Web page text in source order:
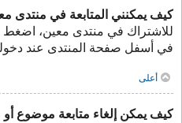
كيف يمكنني المتابعة في منتدى
للاشتراك في منتدى معين، اضغط
في أسفل صفحة المنتدى عند
أعلى
كيف يمكن إلغاء متابعة موضوع